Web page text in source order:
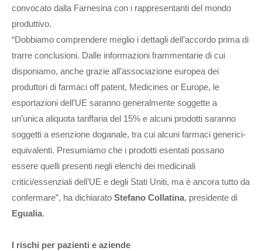
convocato dalla Farnesina con i rappresentanti del mondo
produttivo.
“Dobbiamo comprendere meglio i dettagli dell’accordo prima di
trarre conclusioni. Dalle informazioni frammentarie di cui
disponiamo, anche grazie all’associazione europea dei
produttori di farmaci off patent, Medicines or Europe, le
esportazioni dell’UE saranno generalmente soggette a
un’unica aliquota tariffaria del 15% e alcuni prodotti saranno
soggetti a esenzione doganale, tra cui alcuni farmaci generici-
equivalenti. Presumiamo che i prodotti esentati possano
essere quelli presenti negli elenchi dei medicinali
critici/essenziali dell’UE e degli Stati Uniti, ma è ancora tutto da
confermare”, ha dichiarato Stefano Collatina, presidente di
Egualia.
I rischi per pazienti e aziende